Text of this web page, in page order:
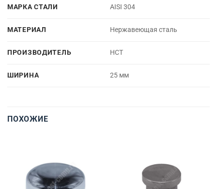
МАРКА СТАЛИ AISI 304
МАТЕРИАЛ Нержавеющая сталь
ПРОИЗВОДИТЕЛЬ НСТ
ШИРИНА 25 мм
ПОХОЖИЕ